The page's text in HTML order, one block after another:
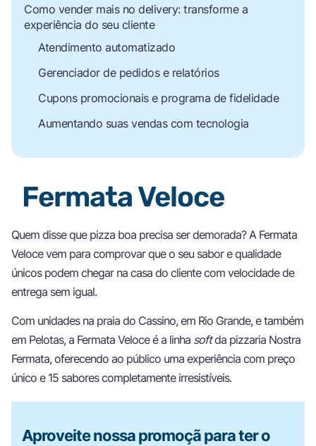
Como vender mais no delivery: transforme a
experiência do seu cliente
Atendimento automatizado
Gerenciador de pedidos e relatórios
Cupons promocionais e programa de fidelidade
Aumentando suas vendas com tecnologia
Fermata Veloce
Quem disse que pizza boa precisa ser demorada? A Fermata
Veloce vem para comprovar que o seu sabor e qualidade
únicos podem chegar na casa do cliente com velocidade de
entrega sem igual.
Com unidades na praia do Cassino, em Rio Grande, e também
em Pelotas, a Fermata Veloce é a linha softda pizzaria Nostra
Fermata, oferecendo ao público uma experiência com preço
único e 15 sabores completamente irresistíveis.
Aproveite nossa promoçã para ter o